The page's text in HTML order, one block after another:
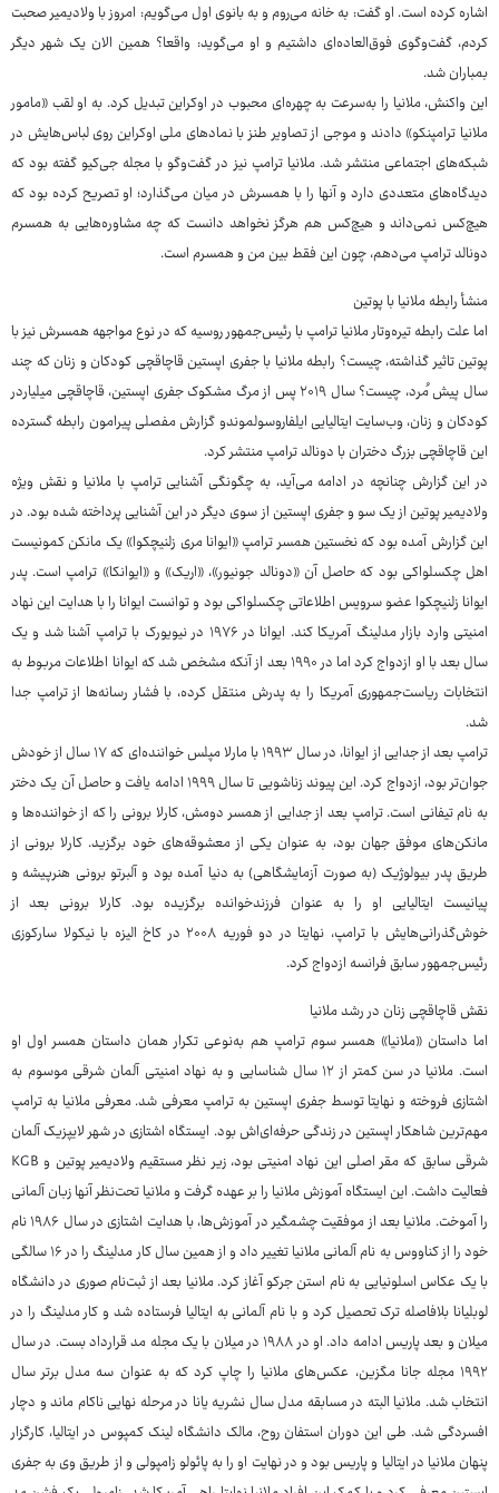
اشاره کرده است. او گفت: به خانه می‌روم و به بانوی اول می‌گویم: امروز با ولادیمیر صحبت
کردم، گفت‌وگوی فوق‌العاده‌ای داشتیم و او می‌گوید: واقعا؟ همین الان یک شهر دیگر
بمباران شد.
این واکنش، ملانیا را به‌سرعت به چهره‌ای محبوب در اوکراین تبدیل کرد. به او لقب «مامور
ملانیا ترامپنکو» دادند و موجی از تصاویر طنز با نمادهای ملی اوکراین روی لباس‌هایش در
شبکه‌های اجتماعی منتشر شد. ملانیا ترامپ نیز در گفت‌وگو با مجله جی‌کیو گفته بود که
دیدگاه‌های متعددی دارد و آنها را با همسرش در میان می‌گذارد؛ او تصریح کرده بود که
هیچ‌کس نمی‌داند و هیچ‌کس هم هرگز نخواهد دانست که چه مشاوره‌هایی به همسرم
دونالد ترامپ می‌دهم، چون این فقط بین من و همسرم است.
منشأ رابطه ملانیا با پوتین
اما علت رابطه تیره‌وتار ملانیا ترامپ با رئیس‌جمهور روسیه که در نوع مواجهه همسرش نیز با
پوتین تاثیر گذاشته، چیست؟ رابطه ملانیا با جفری اپستین قاچاقچی کودکان و زنان که چند
سال پیش مُرد، چیست؟ سال ۲۰۱۹ پس از مرگ مشکوک جفری اپستین، قاچاقچی میلیاردر
کودکان و زنان، وب‌سایت ایتالیایی ایلفاروسولموندو گزارش مفصلی پیرامون رابطه گسترده
این قاچاقچی بزرگ دختران با دونالد ترامپ منتشر کرد.
در این گزارش چنانچه در ادامه می‌آید، به چگونگی آشنایی ترامپ با ملانیا و نقش ویژه
ولادیمیر پوتین از یک سو و جفری اپستین از سوی دیگر در این آشنایی پرداخته شده بود. در
این گزارش آمده بود که نخستین همسر ترامپ «ایوانا مری زلنیچکوا» یک مانکن کمونیست
اهل چکسلواکی بود که حاصل آن «دونالد جونیور»، «اریک» و «ایوانکا» ترامپ است. پدر
ایوانا زلنیچکوا عضو سرویس اطلاعاتی چکسلواکی بود و توانست ایوانا را با هدایت این نهاد
امنیتی وارد بازار مدلینگ آمریکا کند. ایوانا در ۱۹۷۶ در نیویورک با ترامپ آشنا شد و یک
سال بعد با او ازدواج کرد اما در ۱۹۹۰ بعد از آنکه مشخص شد که ایوانا اطلاعات مربوط به
انتخابات ریاست‌جمهوری آمریکا را به پدرش منتقل کرده، با فشار رسانه‌ها از ترامپ جدا
شد.
ترامپ بعد از جدایی از ایوانا، در سال ۱۹۹۳ با مارلا مپلس خواننده‌ای که ۱۷ سال از خودش
جوان‌تر بود، ازدواج کرد. این پیوند زناشویی تا سال ۱۹۹۹ ادامه یافت و حاصل آن یک دختر
به نام تیفانی است. ترامپ بعد از جدایی از همسر دومش، کارلا برونی را که از خواننده‌ها و
مانکن‌های موفق جهان بود، به عنوان یکی از معشوقه‌های خود برگزید. کارلا برونی از
طریق پدر بیولوژیک (به صورت آزمایشگاهی) به دنیا آمده بود و آلبرتو برونی هنرپیشه و
پیانیست ایتالیایی او را به عنوان فرزندخوانده برگزیده بود. کارلا برونی بعد از
خوش‌گذرانی‌هایش با ترامپ، نهایتا در دو فوریه ۲۰۰۸ در کاخ الیزه با نیکولا سارکوزی
رئیس‌جمهور سابق فرانسه ازدواج کرد.
نقش قاچاقچی زنان در رشد ملانیا
اما داستان «ملانیا» همسر سوم ترامپ هم به‌نوعی تکرار همان داستان همسر اول او
است. ملانیا در سن کمتر از ۱۲ سال شناسایی و به نهاد امنیتی آلمان شرقی موسوم به
اشتازی فروخته و نهایتا توسط جفری اپستین به ترامپ معرفی شد. معرفی ملانیا به ترامپ
مهم‌ترین شاهکار اپستین در زندگی حرفه‌ای‌اش بود. ایستگاه اشتازی در شهر لایپزیک آلمان
شرقی سابق که مقر اصلی این نهاد امنیتی بود، زیر نظر مستقیم ولادیمیر پوتین و KGB
فعالیت داشت. این ایستگاه آموزش ملانیا را بر عهده گرفت و ملانیا تحت‌نظر آنها زبان آلمانی
را آموخت. ملانیا بعد از موفقیت چشمگیر در آموزش‌ها، با هدایت اشتازی در سال ۱۹۸۶ نام
خود را از کناووس به نام آلمانی ملانیا تغییر داد و از همین سال کار مدلینگ را در ۱۶ سالگی
با یک عکاس اسلونیایی به نام استن جرکو آغاز کرد. ملانیا بعد از ثبت‌نام صوری در دانشگاه
لوبلیانا بلافاصله ترک تحصیل کرد و با نام آلمانی به ایتالیا فرستاده شد و کار مدلینگ را در
میلان و بعد پاریس ادامه داد. او در ۱۹۸۸ در میلان با یک مجله مد قرارداد بست. در سال
۱۹۹۲ مجله جانا مگزین، عکس‌های ملانیا را چاپ کرد که به عنوان سه مدل برتر سال
انتخاب شد. ملانیا البته در مسابقه مدل سال نشریه یانا در مرحله نهایی ناکام ماند و دچار
افسردگی شد. طی این دوران استفان روح، مالک دانشگاه لینک کمپوس در ایتالیا، کارگزار
پنهان ملانیا در ایتالیا و پاریس بود و در نهایت او را به پائولو زامپولی و از طریق وی به جفری